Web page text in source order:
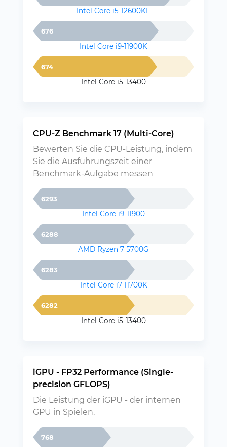
Intel Core i5-12600KF
676
Intel Core i9-11900K
674
Intel Core i5-13400
CPU-Z Benchmark 17 (Multi-Core)
Bewerten Sie die CPU-Leistung, indem
Sie die Ausführungszeit einer
Benchmark-Aufgabe messen
6293
Intel Core i9-11900
6288
AMD Ryzen 7 5700G
6283
Intel Core i7-11700K
6282
Intel Core i5-13400
iGPU - FP32 Performance (Single-
precision GFLOPS)
Die Leistung der iGPU - der internen
GPU in Spielen.
768